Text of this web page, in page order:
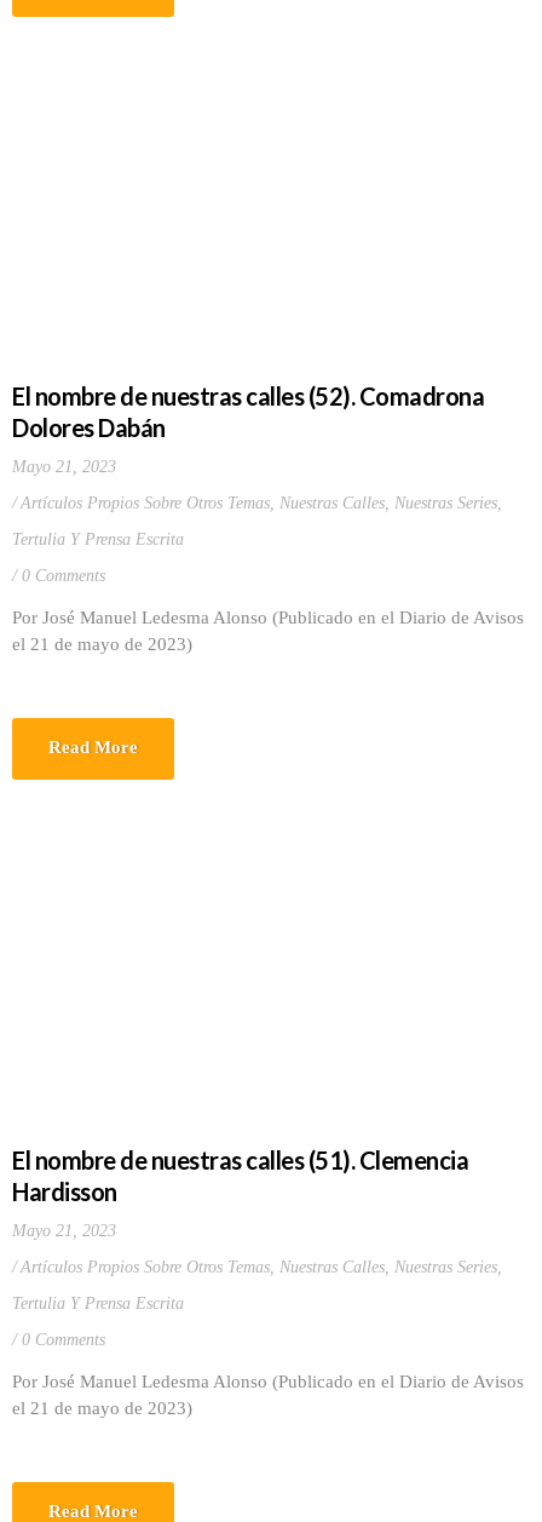
El nombre de nuestras calles (52). Comadrona
Dolores Dabán
Mayo 21, 2023
Artículos Propios Sobre Otros Temas, Nuestras Calles, Nuestras Series,
Tertulia Y Prensa Escrita
0 Comments
Por José Manuel Ledesma Alonso (Publicado en el Diario de Avisos
el 21 de mayo de 2023)
Read More
El nombre de nuestras calles (51). Clemencia
Hardisson
Mayo 21, 2023
Artículos Propios Sobre Otros Temas, Nuestras Calles, Nuestras Series,
Tertulia Y Prensa Escrita
0 Comments
Por José Manuel Ledesma Alonso (Publicado en el Diario de Avisos
el 21 de mayo de 2023)
Read More